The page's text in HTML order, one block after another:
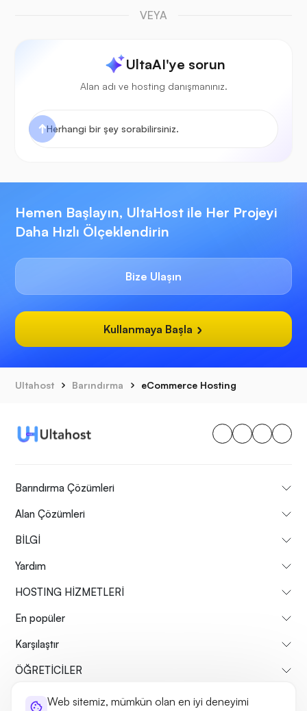
Web sitemiz, mümkün olan en iyi deneyimi
VEYA
UltaAI'ye sorun
Alan adı ve hosting danışmanınız.
Hemen Başlayın, UltaHost ile Her Projeyi
Daha Hızlı Ölçeklendirin
Bize Ulaşın
Kullanmaya Başla
Ultahost Barındırma eCommerce Hosting
Barındırma Çözümleri
Alan Çözümleri
BİLGİ
Yardım
HOSTING HİZMETLERİ
En popüler
Karşılaştır
ÖĞRETİCİLER